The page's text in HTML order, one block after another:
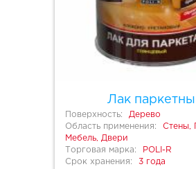
Лак
Поверхность:
Дерево
Область применения:
Стены,
Мебель, Двери
Торговая марка:
POLI-R
Срок хранения:
3 года